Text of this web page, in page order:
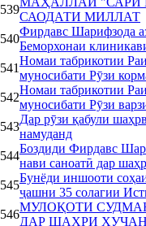
539
САОДАТИ МИЛЛАТ
540
Фирдавс Шарифзода
Беморхонаи
541
Номаи табрикотии
муносибати Рӯзи
542
Номаи табрикотии
муносибати Рӯзи
543
Дар рӯзи қабули
намуданд
544
Боздиди Фирдавс
нави саноатӣ дар
545
Бунёди иншооти
ҷашни 35 солагии
546
МУЛОҚОТИ
ДАР ШАҲРИ